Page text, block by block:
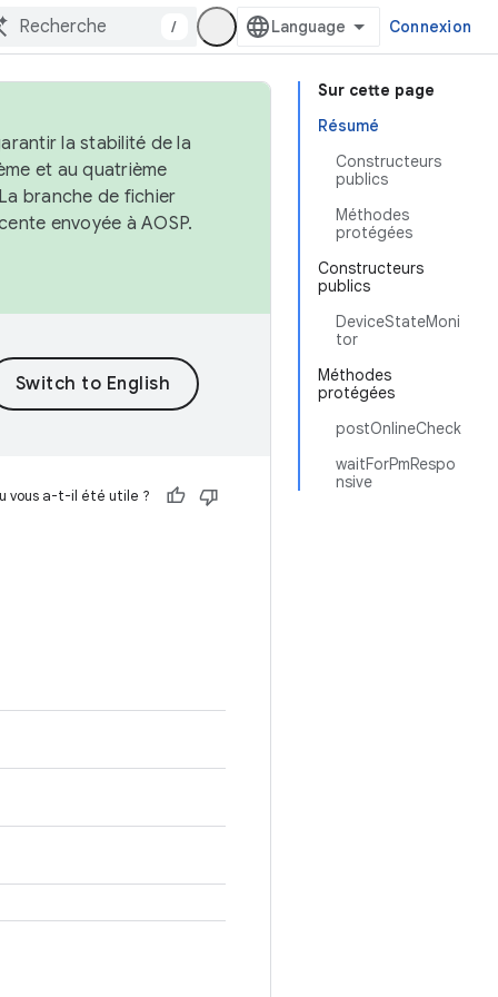
/ Connexion
Sur cette page
Résumé
Constructeurs
publics
Méthodes
protégées
Constructeurs
publics
DeviceStateMoni
tor
Méthodes
protégées
postOnlineCheck
waitForPmRespo
nsive
la stabilité de la
et au quatrième
branche de fichier
envoyée à AOSP.
vous a-t-il été utile ?